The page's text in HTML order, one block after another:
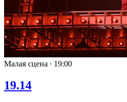
Малая сцена ∙ 19:00
19.14